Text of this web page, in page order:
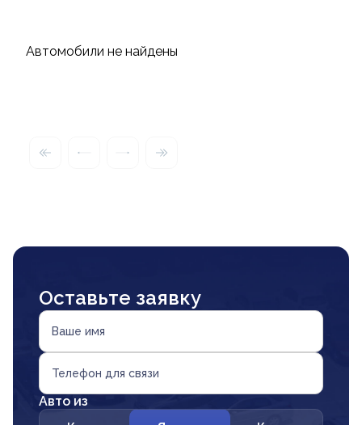
Автомобили не найдены
Оставьте заявку
Ваше имя
Телефон для связи
Авто из